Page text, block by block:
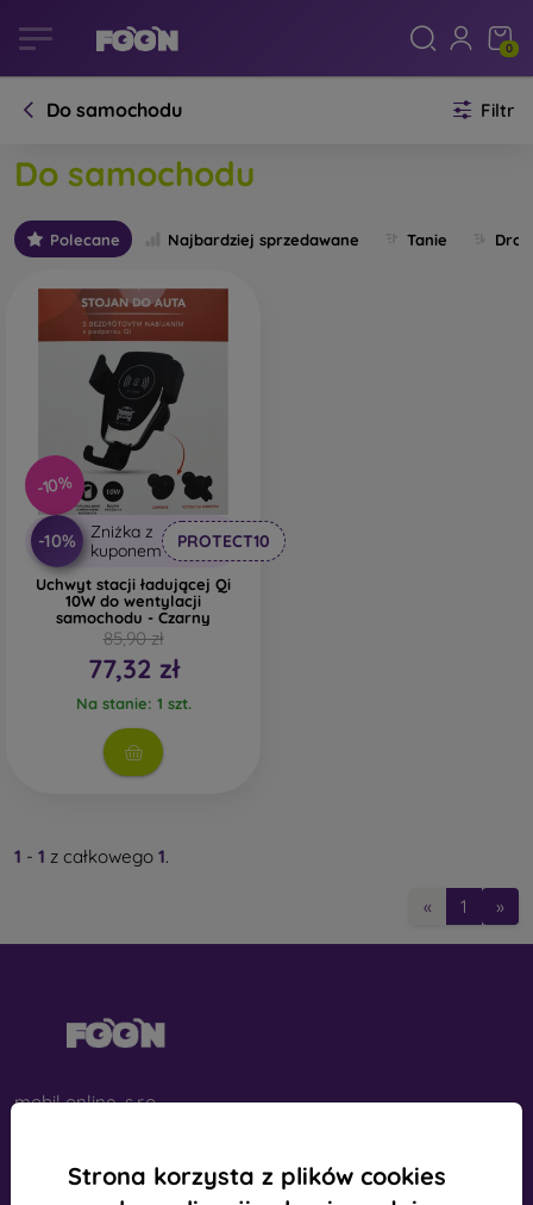
Strona korzysta z plików cookies
0
Do samochodu Filtr
Do samochodu
Polecane Najbardziej sprzedawane Tanie
-10%
-10%
Zniżka z
kuponem
PROTECT10
Uchwyt stacji ładującej Qi
10W do wentylacji
samochodu - Czarny
85,90 zł
77,32 zł
Na stanie: 1 szt.
1 - 1 z całkowego 1.
« 1 »
mobil online, s.r.o.